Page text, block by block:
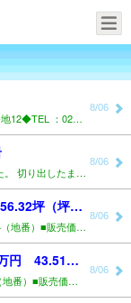
【企業情報】◆所在地：山形県鶴岡市大宝寺字日本国378番地12◆TEL ：0235-25-1211◆..
8/06
蔵王石の原石から新たに削り出した石風呂が仕上がりました。 切り出したままの荒々しい石肌を大きく残し、..
8/06
【土地】 山形市あかねケ二丁目 1407万円 56.32坪（坪24.98万円）..
■登録NO 260806■所在地 山形市あかねケ丘二丁目2-14（地番）■販売価格 1,407万..
8/06
【土地】 山形市久保田二丁目 区画A 1200万円 43.51坪（坪27.58万円）..
■登録NO 260806A■所在地 山形市久保田二丁目11-25（地番）■販売価格 1,200万..
8/06